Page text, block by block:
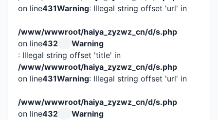
on line431Warning: Illegal string offset 'url' in
/www/wwwroot/haiya_zyzwz_cn/d/s.php
on line432
Warning
: Illegal string offset 'title' in
/www/wwwroot/haiya_zyzwz_cn/d/s.php
on line431Warning: Illegal string offset 'url' in
/www/wwwroot/haiya_zyzwz_cn/d/s.php
on line432
Warning